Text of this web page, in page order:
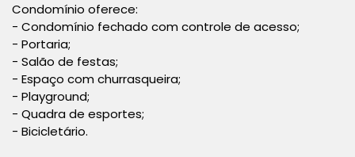
Condomínio oferece:
- Condomínio fechado com controle de acesso;
- Portaria;
- Salão de festas;
- Espaço com churrasqueira;
- Playground;
- Quadra de esportes;
- Bicicletário.